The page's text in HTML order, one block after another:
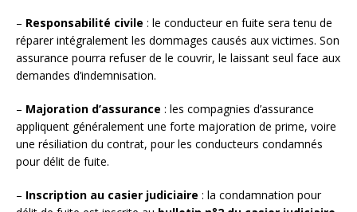
– Responsabilité civile : le conducteur en fuite sera tenu de
réparer intégralement les dommages causés aux victimes. Son
assurance pourra refuser de le couvrir, le laissant seul face aux
demandes d’indemnisation.
– Majoration d’assurance : les compagnies d’assurance
appliquent généralement une forte majoration de prime, voire
une résiliation du contrat, pour les conducteurs condamnés
pour délit de fuite.
– Inscription au casier judiciaire : la condamnation pour